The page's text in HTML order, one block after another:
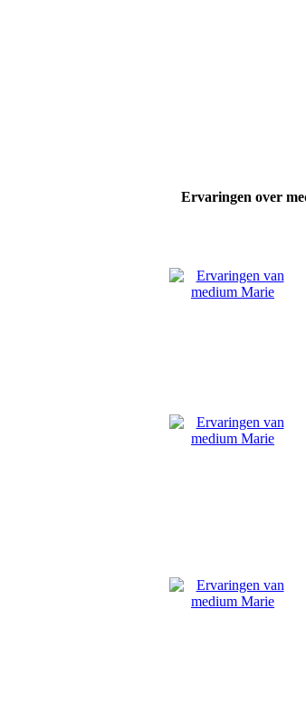
Ervaringen over